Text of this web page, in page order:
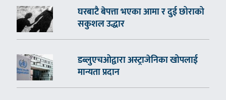
घरबाटै बेपत्ता भएका आमा र दुई छोराको
सकुशल उद्धार
डब्लुएचओद्वारा अस्ट्राजेनिका खोपलाई
मान्यता प्रदान